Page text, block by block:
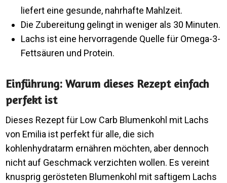
liefert eine gesunde, nahrhafte Mahlzeit.
Die Zubereitung gelingt in weniger als 30 Minuten.
Lachs ist eine hervorragende Quelle für Omega-3-
Fettsäuren und Protein.
Einführung: Warum dieses Rezept einfach
perfekt ist
Dieses Rezept für Low Carb Blumenkohl mit Lachs
von Emilia ist perfekt für alle, die sich
kohlenhydratarm ernähren möchten, aber dennoch
nicht auf Geschmack verzichten wollen. Es vereint
knusprig gerösteten Blumenkohl mit saftigem Lachs